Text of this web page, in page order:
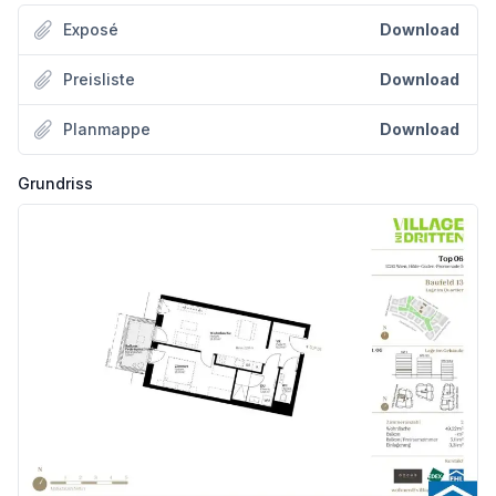
ARCHITEKTUR, DIE URBANITÄT LEBT.
Das Baufeld 13 umfasst drei Baukörper, die über ein gemeinsames Sockelgeschoss verbunden sind:
* OPS 12 Stg. 1+2: fünf Obergeschosse
* OPS 12 Stg. 3: acht Obergeschosse
* HGP 5: zehn Obergeschosse
Insgesamt entstehen 143 Eigentumswohnungen mit Wohnflächen zwischen ca. 45m² und 110 m² und 2-5 Zimmern, sowie 2 Geschäftslokale. Zusätzlich werden 10 Hobbyräume zum Erwerb angeboten. Die kompakte Bauform sorgt großteils für zweiseitig belichtete Wohnungen, die jeweils über zwei Freiflächen verfügen:
* ein Freiraumzimmer mit verschiebbaren Lochblech-Elementen für Privatsphäre und Beschattung
Trockenen Fußes kommt man über der zentralen überdachten Gang vom Haupteingang in der Otto- Preminger- Straße zu den zwei hinteren Gebäuden bis zur Hilde-Güden-Promenade und dem direkten Zugang zum Park. Der Gang wird mit großzügigen Öffnungen zu den von oben belichtet und belüftet abgesetzten Atriumhöfe aufgeweitet. PKW und Fahrradgarage, Müllraum und Kinderwagenabstellräume sind ebenfalls unmittelbar über diesen zentralen Gang erreichbar. Zusätzliche Eingänge auf der Ebene des Parks ermöglichen gute fußläufige Zugänglichkeit aus allen Richtungen.
Architektonische Highlights
Die Architektur kombiniert urbane Klarheit mit wohnlicher Atmosphäre – ideal für alle, die mitten in der Stadt zuhause sein möchten und dennoch Rückzugsräume schätzen.
* Atriumhöfe bringen Licht und Luft ins Gebäudeinnere
Exposé Download
Preisliste Download
Planmappe Download
Grundriss